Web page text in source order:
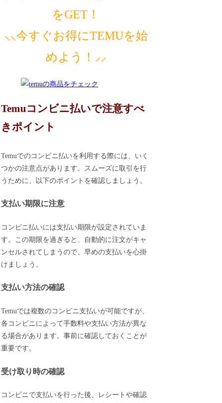
をGET！
⸜⸜今すぐお得にTEMUを始
めよう！⸝⸝
Temuコンビニ払いで注意すべ
きポイント
Temuでのコンビニ払いを利用する際には、いく
つかの注意点があります。スムーズに取引を行
うために、以下のポイントを確認しましょう。
支払い期限に注意
コンビニ払いには支払い期限が設定されていま
す。この期限を過ぎると、自動的に注文がキャ
ンセルされてしまうので、早めの支払いを心掛
けましょう。
支払い方法の確認
Temuでは複数のコンビニ支払いが可能ですが、
各コンビニによって手数料や支払い方法が異な
る場合があります。事前に確認しておくことが
重要です。
受け取り時の確認
コンビニで支払いを行った後、レシートや確認